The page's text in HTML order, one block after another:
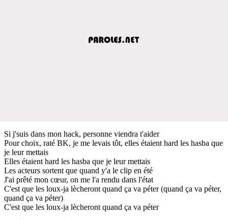
Si j'suis dans mon hack, personne viendra t'aider
Pour choix, raté BK, je me levais tôt, elles étaient hard les hasba que
je leur mettais
Elles étaient hard les hasba que je leur mettais
Les acteurs sortent que quand y'a le clip en été
J'ai prêté mon cœur, on me l'a rendu dans l'état
C'est que les loux-ja lècheront quand ça va péter (quand ça va péter,
quand ça va péter)
C'est que les loux-ja lècheront quand ça va péter